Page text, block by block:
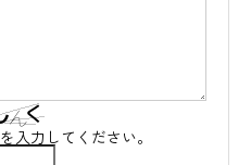
入力してください。